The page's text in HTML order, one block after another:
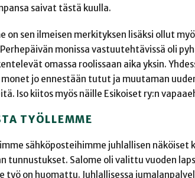
saivat tästä kuulla.
on sen ilmeisen merkityksen lisäksi ollut
monissa vastuutehtävissä oli
omassa roolissaan aika yksin.
monet jo ennestään tutut ja muutaman
Iso kiitos myös näille Esikoiset ry:n
TYÖLLEMME
sähköposteihimme juhlallisen
tunnustukset. Salome oli valittu vuoden
työ on huomattu. Juhlallisessa